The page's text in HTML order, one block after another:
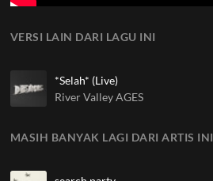
VERSI LAIN DARI LAGU INI
*Selah* (Live)
River Valley AGES
MASIH BANYAK LAGI DARI ARTIS INI